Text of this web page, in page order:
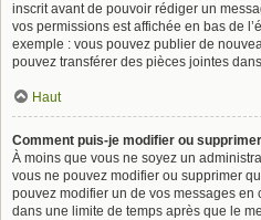
inscrit avant de pouvoir rédiger un
vos permissions est affichée en bas de
exemple : vous pouvez publier de
pouvez transférer des pièces jointes
Haut
Comment puis-je modifier ou
À moins que vous ne soyez un
vous ne pouvez modifier ou supprimer
pouvez modifier un de vos messages
dans une limite de temps après que le